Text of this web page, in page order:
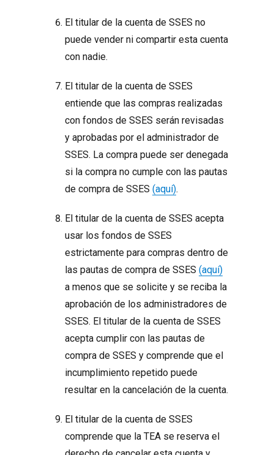
El titular de la cuenta de SSES no
puede vender ni compartir esta cuenta
con nadie.
El titular de la cuenta de SSES
entiende que las compras realizadas
con fondos de SSES serán revisadas
y aprobadas por el administrador de
SSES. La compra puede ser denegada
si la compra no cumple con las pautas
de compra de SSES(aquí).
El titular de la cuenta de SSES acepta
usar los fondos de SSES
estrictamente para compras dentro de
las pautas de compra de SSES(aquí)
a menos que se solicite y se reciba la
aprobación de los administradores de
SSES. El titular de la cuenta de SSES
acepta cumplir con las pautas de
compra de SSES y comprende que el
incumplimiento repetido puede
resultar en la cancelación de la cuenta.
El titular de la cuenta de SSES
comprende que la TEA se reserva el